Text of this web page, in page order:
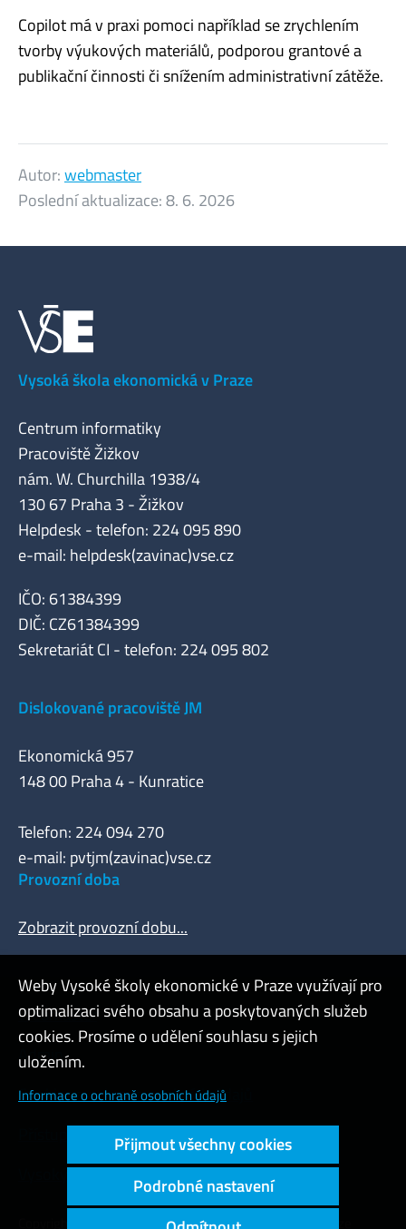
Copilot má v praxi pomoci například se zrychlením
tvorby výukových materiálů, podporou grantové a
publikační činnosti či snížením administrativní zátěže.
Autor:webmaster
Poslední aktualizace:8. 6. 2026
Vysoká škola ekonomická v Praze
Centrum informatiky
Pracoviště Žižkov
nám. W. Churchilla 1938/4
130 67 Praha 3 - Žižkov
Helpdesk - telefon: 224 095 890
e-mail: helpdesk(zavinac)vse.cz
IČO: 61384399
DIČ: CZ61384399
Sekretariát CI - telefon: 224 095 802
Dislokované pracoviště JM
Ekonomická 957
148 00 Praha 4 - Kunratice
Telefon: 224 094 270
e-mail: pvtjm(zavinac)vse.cz
Provozní doba
Zobrazit provozní dobu...
Webmaster
Admin
Cookies a ochrana osobních údajů
Přístupnost webu
Vysoký kontrast
Copyright © 2000 - 2026 Vysoká škola ekonomická v Praze
Weby Vysoké školy ekonomické v Praze využívají pro
optimalizaci svého obsahu a poskytovaných služeb
cookies. Prosíme o udělení souhlasu s jejich
uložením.
Informace o ochraně osobních údajů
Přijmout všechny cookies
Podrobné nastavení